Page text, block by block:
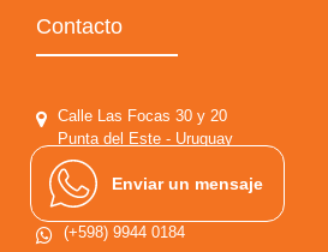
Contacto
Calle Las Focas 30 y 20
Punta del Este - Uruguay
(+598) 4244 4731 / 5037
(+598) 9944 0184
Enviar un mensaje